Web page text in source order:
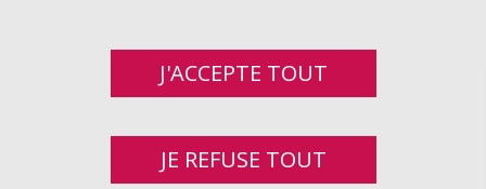
J'ACCEPTE TOUT
JE REFUSE TOUT